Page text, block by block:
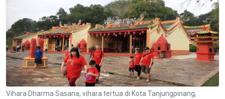
Vihara Dharma Sasana, vihara tertua di Kota Tanjungpinang,